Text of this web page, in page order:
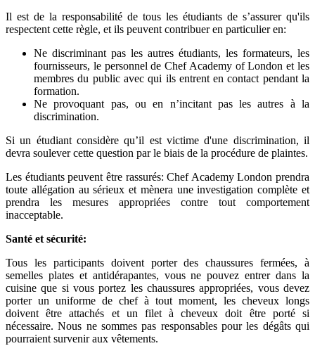
Il est de la responsabilité de tous les étudiants de s’assurer qu'ils
respectent cette règle, et ils peuvent contribuer en particulier en:
Ne discriminant pas les autres étudiants, les formateurs, les
fournisseurs, le personnel de Chef Academy of London et les
membres du public avec qui ils entrent en contact pendant la
formation.
Ne provoquant pas, ou en n’incitant pas les autres à la
discrimination.
Si un étudiant considère qu’il est victime d'une discrimination, il
devra soulever cette question par le biais de la procédure de plaintes.
Les étudiants peuvent être rassurés: Chef Academy London prendra
toute allégation au sérieux et mènera une investigation complète et
prendra les mesures appropriées contre tout comportement
inacceptable.
Santé et sécurité:
Tous les participants doivent porter des chaussures fermées, à
semelles plates et antidérapantes, vous ne pouvez entrer dans la
cuisine que si vous portez les chaussures appropriées, vous devez
porter un uniforme de chef à tout moment, les cheveux longs
doivent être attachés et un filet à cheveux doit être porté si
nécessaire. Nous ne sommes pas responsables pour les dégâts qui
pourraient survenir aux vêtements.